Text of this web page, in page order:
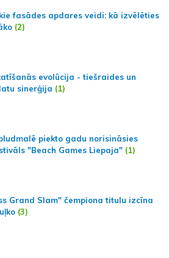
fasādes apdares veidi: kā izvēlēties
(2)
evolūcija - tiešraides un
sinerģija (1)
piekto gadu norisināsies
"Beach Games Liepaja" (1)
Grand Slam" čempiona titulu izcīna
(3)